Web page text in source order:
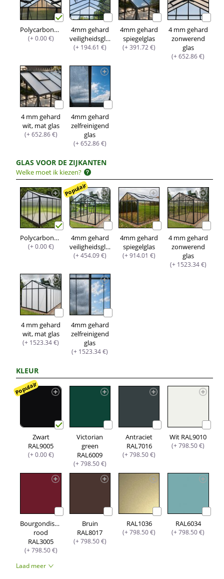
Polycarbonaat
(+ 0.00 €)
4mm gehard
veiligheidsglas
(+ 194.61 €)
4mm gehard
spiegelglas
(+ 391.72 €)
4 mm gehard
zonwerend
glas
(+ 652.86 €)
4 mm gehard
wit, mat glas
(+ 652.86 €)
4mm gehard
zelfreinigend
glas
(+ 652.86 €)
GLAS VOOR DE ZIJKANTEN
Welke moet ik kiezen?
Polycarbonaat
(+ 0.00 €)
4mm gehard
veiligheidsglas
(+ 454.09 €)
Populair
4mm gehard
spiegelglas
(+ 914.01 €)
4 mm gehard
zonwerend
glas
(+ 1523.34 €)
4 mm gehard
wit, mat glas
(+ 1523.34 €)
4mm gehard
zelfreinigend
glas
(+ 1523.34 €)
KLEUR
Zwart
RAL9005
(+ 0.00 €)
Populair
Victorian
green
RAL6009
(+ 798.50 €)
Antraciet
RAL7016
(+ 798.50 €)
Wit RAL9010
(+ 798.50 €)
Bourgondisch
rood
RAL3005
(+ 798.50 €)
Bruin
RAL8017
(+ 798.50 €)
RAL1036
(+ 798.50 €)
RAL6034
(+ 798.50 €)
Laad meer